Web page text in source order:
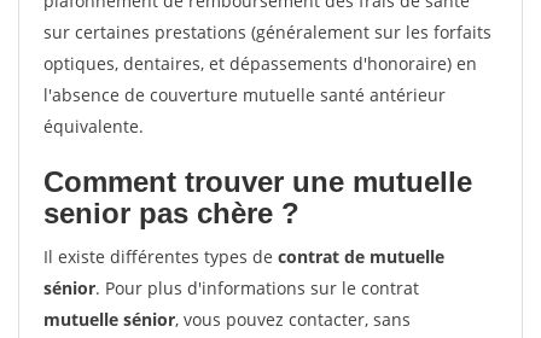
sur certaines prestations (généralement sur les forfaits
optiques, dentaires, et dépassements d'honoraire) en
l'absence de couverture mutuelle santé antérieur
équivalente.
Comment trouver une mutuelle
senior pas chère ?
Il existe différentes types de contrat de mutuelle
sénior. Pour plus d'informations sur le contrat
mutuelle sénior, vous pouvez contacter, sans